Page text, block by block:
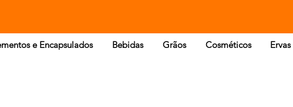
e Encapsulados Bebidas Grãos Cosméticos